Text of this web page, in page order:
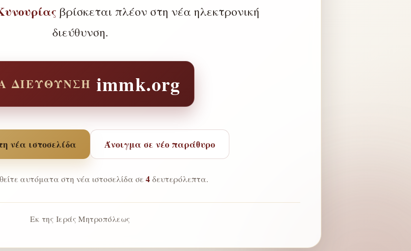
βρίσκεται πλέον στη νέα ηλεκτρονική
διεύθυνση.
ΔΙΕΎΘΥΝΣΗ immk.org
νέα ιστοσελίδα Άνοιγμα σε νέο παράθυρο
αυτόματα στη νέα ιστοσελίδα σε4 δευτερόλεπτα.
Εκ της Ιεράς Μητροπόλεως